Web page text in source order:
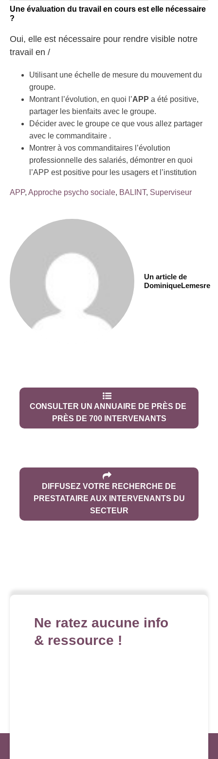
Une évaluation du travail en cours est elle nécessaire
?
Oui, elle est nécessaire pour rendre visible notre
travail en /
Utilisant une échelle de mesure du mouvement du
groupe.
Montrant l’évolution, en quoi l’APP a été positive,
partager les bienfaits avec le groupe.
Décider avec le groupe ce que vous allez partager
avec le commanditaire .
Montrer à vos commanditaires l’évolution
professionnelle des salariés, démontrer en quoi
l’APP est positive pour les usagers et l’institution
APP, Approche psycho sociale, BALINT, Superviseur
Un article de
DominiqueLemesre
CONSULTER UN ANNUAIRE DE PRÈS DE
PRÈS DE 700 INTERVENANTS
DIFFUSEZ VOTRE RECHERCHE DE
PRESTATAIRE AUX INTERVENANTS DU
SECTEUR
Ne ratez aucune info
& ressource !